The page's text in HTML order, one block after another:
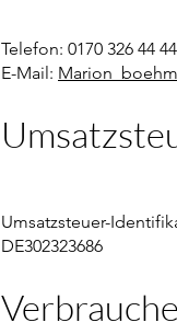
Telefon: 0170 326 44 44
E-Mail:
Umsatzsteuer-
DE302323686